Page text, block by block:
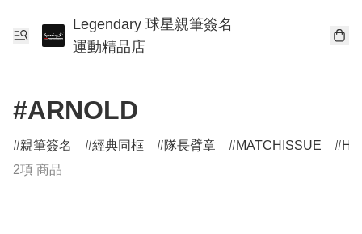
Legendary 球星親筆簽名
運動精品店
#ARNOLD
親筆簽名 經典同框 隊長臂章 MATCHISSUE
2項 商品